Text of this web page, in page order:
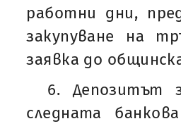
работни дни,
закупуване на
заявка до
6. Депозитът
следната